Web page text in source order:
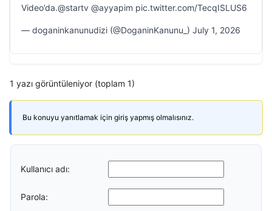
Video’da.@startv @ayyapim pic.twitter.com/TecqISLUS6
— doganinkanunudizi (@DoganinKanunu_) July 1, 2026
1 yazı görüntüleniyor (toplam 1)
Bu konuyu yanıtlamak için giriş yapmış olmalısınız.
Kullanıcı adı:
Parola: